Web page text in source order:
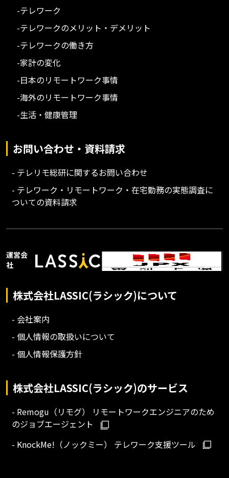
-テレワーク
-テレワークのメリット・デメリット
-テレワークの働き方
-家計の変化
-日本のリモートワーク事情
-海外のリモートワーク事情
-生活・健康管理
お問い合わせ・資料請求
- テレリモ総研に関するお問い合わせ
- テレワーク・リモートワーク・在宅勤務の実態調査に
ついての資料請求
運営会
社
株式会社LASSIC(ラシック)について
- 会社案内
- 個人情報の取扱いについて
- 個人情報保護方針
株式会社LASSIC(ラシック)のサービス
- Remogu（リモグ） リモートワークエンジニアのため
のジョブエージェント
- KnockMe!（ノックミー） テレワーク支援ツール